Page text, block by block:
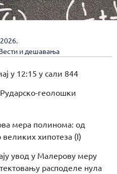
и дешавања
у 12:15 у сали 844
геолошки
мера полинома: од
хипотеза (I)
увод у Малерову меру
расподеле нула